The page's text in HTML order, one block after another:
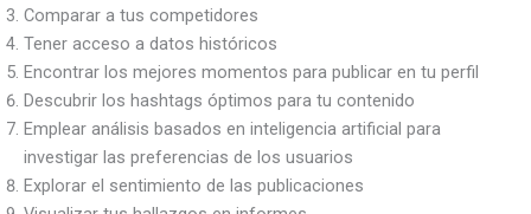
Comparar a tus competidores
Tener acceso a datos históricos
Encontrar los mejores momentos para publicar en tu perfil
Descubrir los hashtags óptimos para tu contenido
Emplear análisis basados en inteligencia artificial para
investigar las preferencias de los usuarios
Explorar el sentimiento de las publicaciones